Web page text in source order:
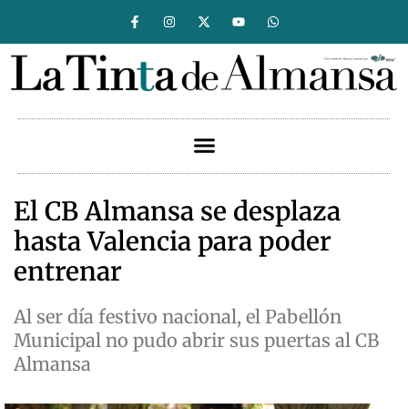
El CB Almansa se desplaza
hasta Valencia para poder
entrenar
Al ser día festivo nacional, el Pabellón
Municipal no pudo abrir sus puertas al CB
Almansa